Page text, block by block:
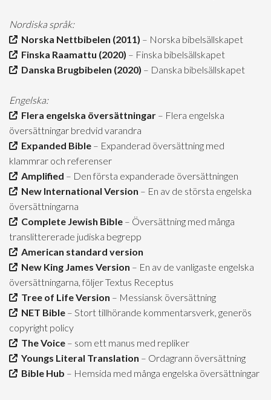
Nordiska språk:
Norska Nettbibelen (2011) – Norska bibelsällskapet
Finska Raamattu (2020) – Finska bibelsällskapet
Danska Brugbibelen (2020) – Danska bibelsällskapet
Engelska:
Flera engelska översättningar – Flera engelska
översättningar bredvid varandra
Expanded Bible – Expanderad översättning med
klammrar och referenser
Amplified – Den första expanderade översättningen
New International Version – En av de största engelska
översättningarna
Complete Jewish Bible – Översättning med många
translittererade judiska begrepp
American standard version
New King James Version – En av de vanligaste engelska
översättningarna, följer Textus Receptus
Tree of Life Version – Messiansk översättning
NET Bible – Stort tillhörande kommentarsverk, generös
copyright policy
The Voice – som ett manus med repliker
Youngs Literal Translation – Ordagrann översättning
Bible Hub – Hemsida med många engelska översättningar